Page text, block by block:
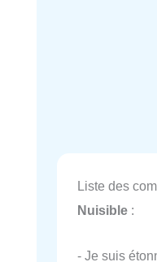
Liste des
Nuisible :
- Je suis